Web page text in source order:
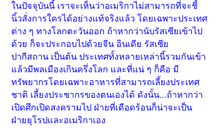
ในปัจจุบันนี้ เราจะเห็นว่าอเมริกาไม่สามารถที่จะชี้
นิ้วสั่งการใครได้อย่างแท้จริงแล้ว โดยเฉพาะประเทศ
ต่าง ๆ ทางโลกตะวันออก ถ้าหากว่านับรัสเซียเข้าไป
ด้วย ก็จะประกอบไปด้วยจีน อินเดีย รัสเซีย
ปากีสถาน เป็นต้น ประเทศทั้งหลายเหล่านี้รวมกันเข้า
แล้วมีพลเมืองเกินครึ่งโลก และที่แน่ ๆ ก็คือ มี
ทรัพยากรโดยเฉพาะอาหารที่สามารถเลี้ยงประเทศ
ชาติ เลี้ยงประชากรของตนเองได้ ดังนั้น...ถ้าหากว่า
เปิดศึกเปิดสงครามไป ฝ่ายที่เดือดร้อนก็น่าจะเป็น
ฝ่ายยุโรปและอเมริกาเอง